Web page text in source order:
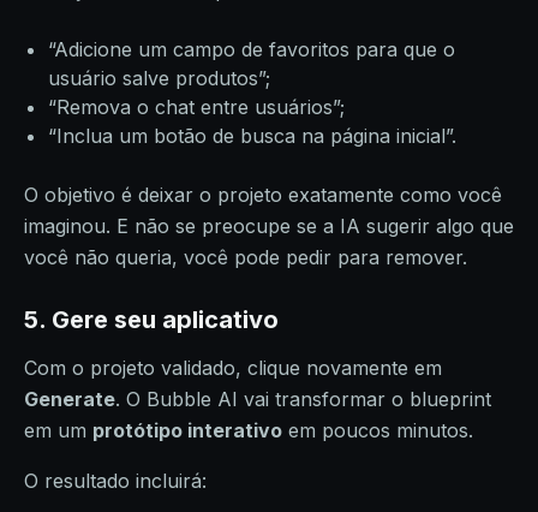
“Adicione um campo de favoritos para que o
usuário salve produtos”;
“Remova o chat entre usuários”;
“Inclua um botão de busca na página inicial”.
O objetivo é deixar o projeto exatamente como você
imaginou. E não se preocupe se a IA sugerir algo que
você não queria, você pode pedir para remover.
5. Gere seu aplicativo
Com o projeto validado, clique novamente em
Generate. O Bubble AI vai transformar o blueprint
em um protótipo interativo em poucos minutos.
O resultado incluirá: